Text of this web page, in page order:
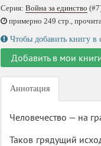
Серия: Война за единство
примерно 249 стр.,
Чтобы добавить книгу в
Добавить в мои
Аннотация
Человечество — на
Таков грядущий